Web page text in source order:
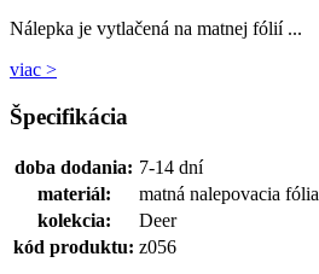
Nálepka je vytlačená na matnej fólií ...
viac >
Špecifikácia
doba dodania: 7-14 dní
materiál:
matná nalepovacia fólia
kolekcia:
Deer
kód produktu: z056